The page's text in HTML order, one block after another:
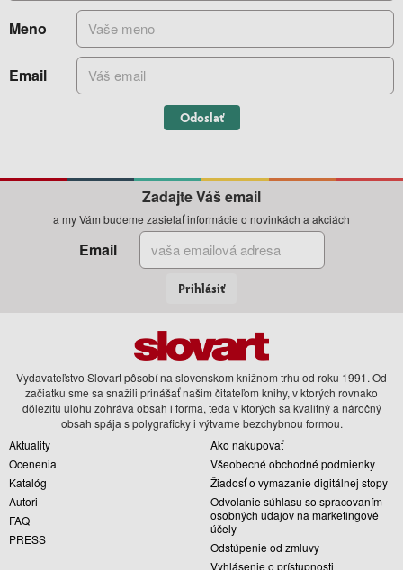
Meno
Email
Odoslať
Zadajte Váš email
a my Vám budeme zasielať informácie o novinkách a akciách
Email
Prihlásiť
Vydavateľstvo Slovart pôsobí na slovenskom knižnom trhu od roku 1991. Od
začiatku sme sa snažili prinášať našim čitateľom knihy, v ktorých rovnako
dôležitú úlohu zohráva obsah i forma, teda v ktorých sa kvalitný a náročný
obsah spája s polygraficky i výtvarne bezchybnou formou.
Aktuality
Ocenenia
Katalóg
Autori
FAQ
PRESS
Ako nakupovať
Všeobecné obchodné podmienky
Žiadosť o vymazanie digitálnej stopy
Odvolanie súhlasu so spracovaním
osobných údajov na marketingové
účely
Odstúpenie od zmluvy
Vyhlásenie o prístupnosti